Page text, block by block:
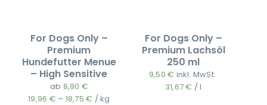
For Dogs Only –
Premium
Hundefutter Menue
– High Sensitive
ab 8,90 €
19,96 € – 18,75€ /kg
For Dogs Only –
Premium Lachsöl
250 ml
9,50€ inkl. MwSt.
31,67€ /l